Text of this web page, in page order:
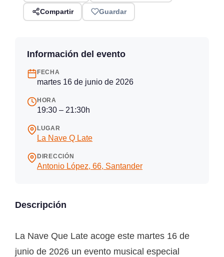
Compartir Guardar
Información del evento
FECHA
martes 16 de junio de 2026
HORA
19:30 – 21:30h
LUGAR
La Nave Q Late
DIRECCIÓN
Antonio López, 66, Santander
Descripción
La Nave Que Late acoge este martes 16 de
junio de 2026 un evento musical especial